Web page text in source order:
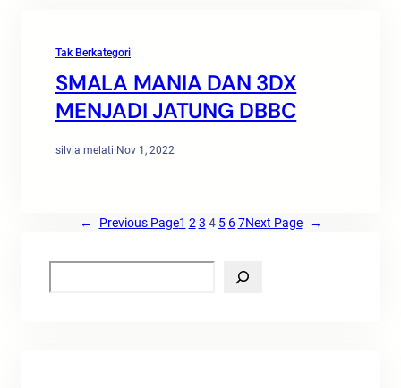
Tak Berkategori
SMALA MANIA DAN 3DX
MENJADI JATUNG DBBC
silvia melati·Nov 1, 2022
← Previous Page1 2 3 4 5 6 7Next Page →
e